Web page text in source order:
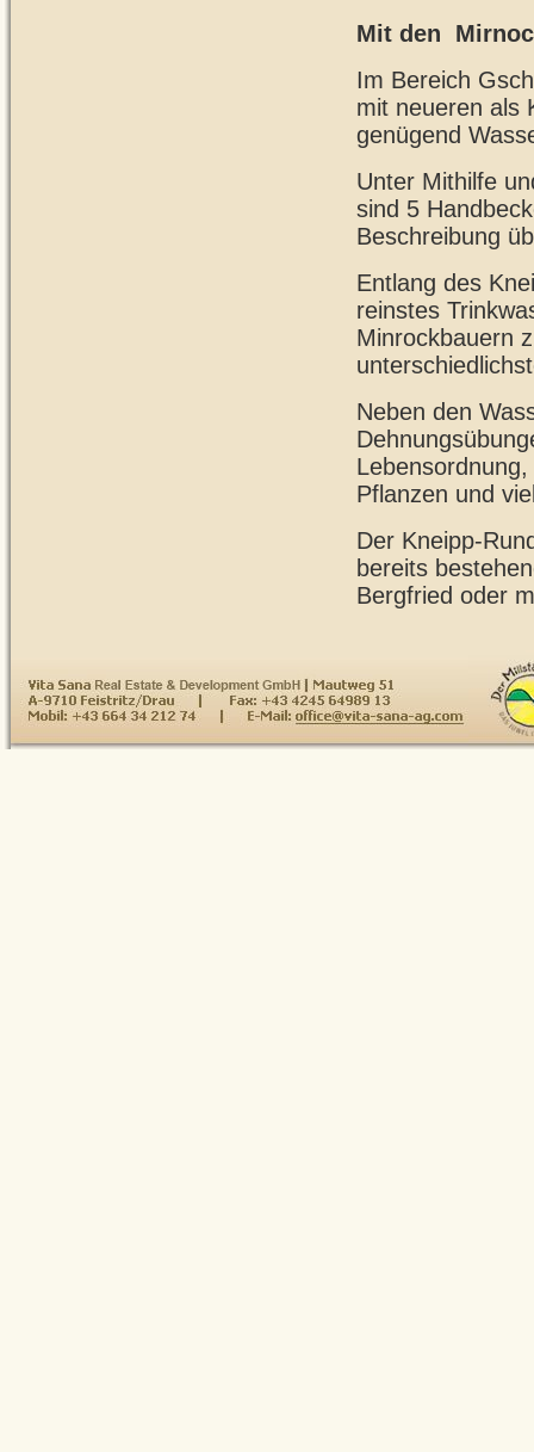
Mit den
Im Bereich
mit neueren als
genügend
Unter Mithilfe
sind 5
Beschreibung
Entlang des
reinstes
Minrockbauern
Neben den
Pflanzen und
Der Kneipp-
bereits
Bergfried oder